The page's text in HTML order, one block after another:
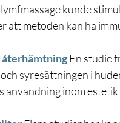
kunde
att metoden kan ha
En studie
syresättningen i
användning inom